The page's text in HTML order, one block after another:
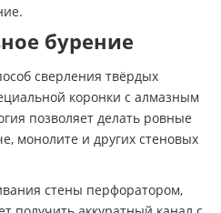
бурение
сверления твёрдых
коронки с алмазным
позволяет делать ровные
монолите и других стеновых
стены перфоратором,